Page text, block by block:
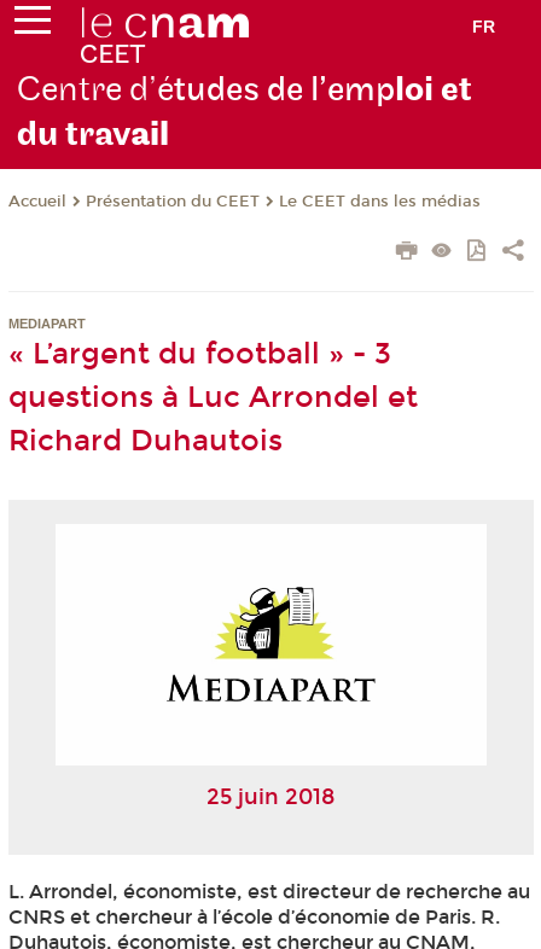
FR
Centre d’études de l’emploi et
du travail
Accueil Présentation du CEET Le CEET dans les médias
MEDIAPART
« L’argent du football » - 3
questions à Luc Arrondel et
Richard Duhautois
25 juin 2018
L. Arrondel, économiste, est directeur de recherche au
CNRS et chercheur à l’école d’économie de Paris. R.
Duhautois, économiste, est chercheur au CNAM,